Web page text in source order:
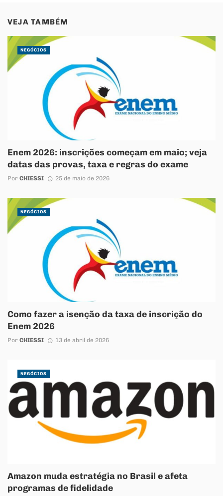
VEJA TAMBÉM
Enem 2026: inscrições começam em maio; veja
datas das provas, taxa e regras do exame
Por CHIESSI 25 de maio de 2026
NEGÓCIOS
Como fazer a isenção da taxa de inscrição do
Enem 2026
Por CHIESSI 13 de abril de 2026
NEGÓCIOS
Amazon muda estratégia no Brasil e afeta
programas de fidelidade
NEGÓCIOS